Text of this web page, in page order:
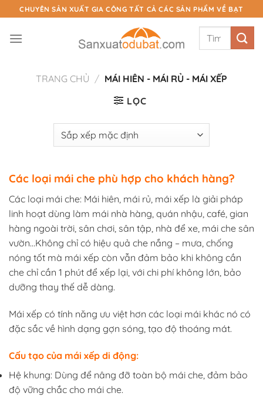
Chuyển
đến
nội
CHUYÊN SẢN XUẤT GIA CÔNG TẤT CẢ CÁC SẢN PHẨM VỀ BẠT
Tìm
TRANG CHỦ / MÁI HIÊN - MÁI RỦ - MÁI XẾP
LỌC
Các loại mái che phù hợp cho khách hàng?
Các loại mái che: Mái hiên, mái rủ, mái xếp là giải pháp
linh hoạt dùng làm mái nhà hàng, quán nhậu, café, gian
hàng ngoài trời, sân chơi, sân tập, nhà để xe, mái che sân
vườn…Không chỉ có hiệu quả che nắng – mưa, chống
nóng tốt mà mái xếp còn vẫn đảm bảo khi không cần
che chỉ cần 1 phút để xếp lại, với chi phí không lớn, bảo
dưỡng thay thế dễ dàng.
Mái xếp có tính năng ưu việt hơn các loại mái khác nó có
đặc sắc về hình dạng gợn sóng, tạo độ thoáng mát.
Cấu tạo của mái xếp di động:
Hệ khung: Dùng để nâng đỡ toàn bộ mái che, đảm bảo
độ vững chắc cho mái che.